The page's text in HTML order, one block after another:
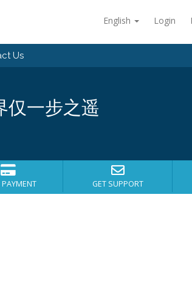
English Login
Us
仅一步之遥
PAYMENT GET SUPPORT